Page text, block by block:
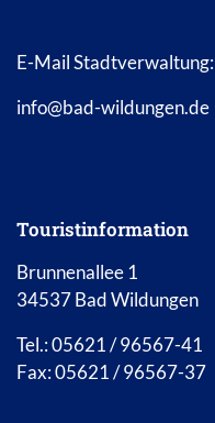
E-Mail Stadtverwaltung:
info@bad-wildungen.de
Touristinformation
Brunnenallee 1
34537 Bad Wildungen
Tel.: 05621 / 96567-41
Fax: 05621 / 96567-37